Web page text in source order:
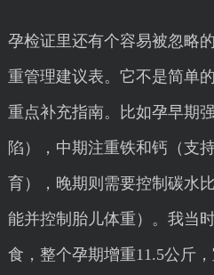
孕检证里还有个容易被忽略
重管理建议表。它不是简单
重点补充指南。比如孕早期
陷），中期注重铁和钙（支
育），晚期则需要控制碳水
能并控制胎儿体重）。我当
食，整个孕期增重11.5公斤